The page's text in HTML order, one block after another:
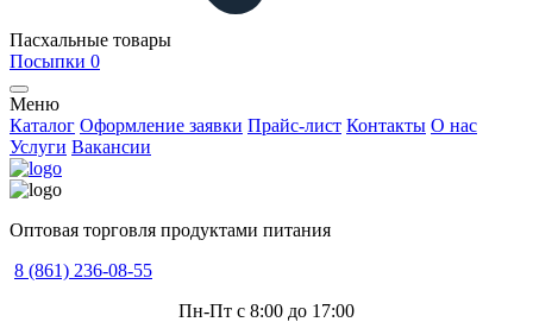
Пасхальные товары
Посыпки 0
Меню
Каталог Оформление заявки Прайс-лист Контакты О нас
Услуги Вакансии
Оптовая торговля продуктами питания
8 (861) 236-08-55
Пн-Пт с 8:00 до 17:00